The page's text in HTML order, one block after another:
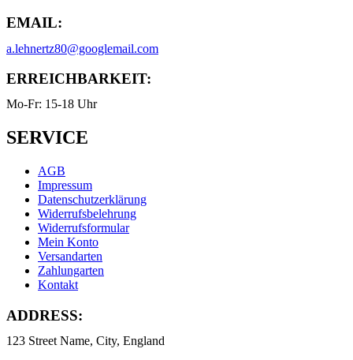
EMAIL:
a.lehnertz80@googlemail.com
ERREICHBARKEIT:
Mo-Fr: 15-18 Uhr
SERVICE
AGB
Impressum
Datenschutzerklärung
Widerrufsbelehrung
Widerrufsformular
Mein Konto
Versandarten
Zahlungarten
Kontakt
ADDRESS:
123 Street Name, City, England